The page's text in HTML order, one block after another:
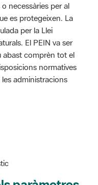
El PEIN va ser
comprèn tot el
normatives
administracions